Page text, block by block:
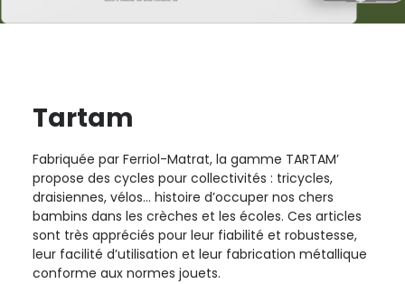
Tartam
Fabriquée par Ferriol-Matrat, la gamme TARTAM’
propose des cycles pour collectivités : tricycles,
draisiennes, vélos… histoire d’occuper nos chers
bambins dans les crèches et les écoles. Ces articles
sont très appréciés pour leur fiabilité et robustesse,
leur facilité d’utilisation et leur fabrication métallique
conforme aux normes jouets.